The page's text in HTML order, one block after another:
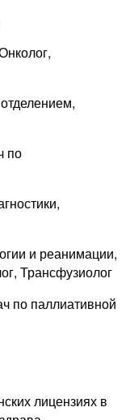
по
и реанимации,
Трансфузиолог
по паллиативной
лицензиях в